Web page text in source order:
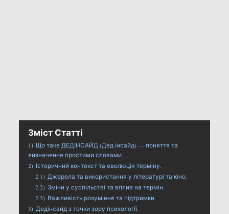
Зміст Статті
1) Що таке ДЕДІНСАЙД (Дед інсайд) — поняття та
визначення простими словами.
2) Історичний контекст та еволюція терміну.
2.1) Джерела та використання у літературі та кіно.
2.2) Зміни у суспільстві та вплив на термін.
2.3) Важливість розуміння та підтримки.
3) Дедінсайд з точки зору психології.